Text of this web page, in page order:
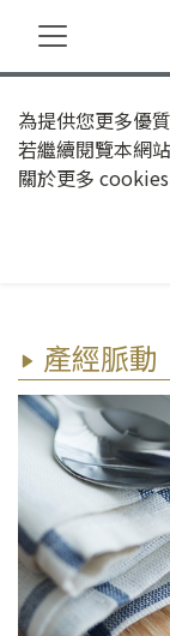
為提供您更多優
若繼續閱覽本網
關於更多
產經脈動